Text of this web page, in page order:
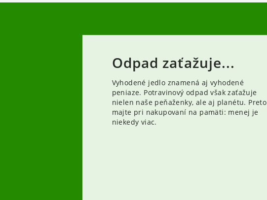
Odpad zaťažuje...
Vyhodené jedlo znamená aj vyhodené
peniaze. Potravinový odpad však zaťažuje
nielen naše peňaženky, ale aj planétu. Preto
majte pri nakupovaní na pamäti: menej je
niekedy viac.